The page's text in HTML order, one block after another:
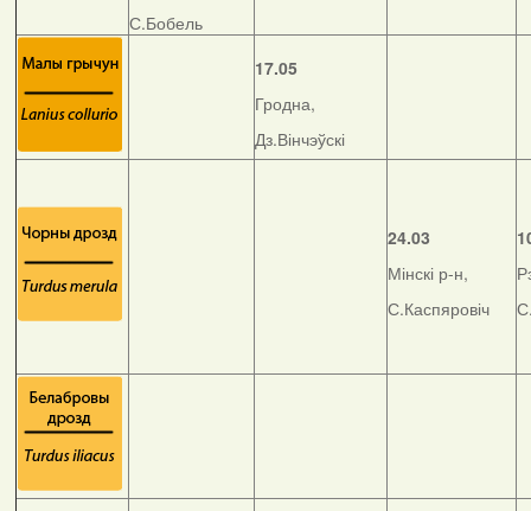
С.Бобель
17.05
Гродна,
Дз.Вінчэўскі
24.03
Мінскі р-н,
С.Каспяровіч